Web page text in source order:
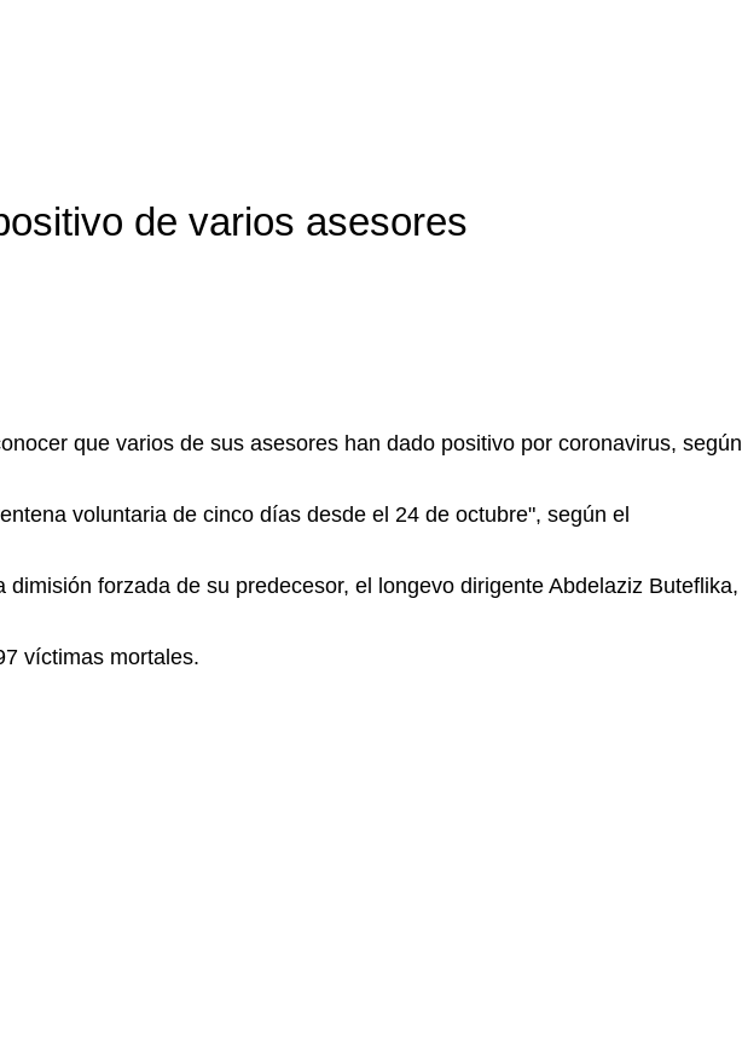
de varios asesores
que varios de sus asesores han dado positivo por coronavirus, según
voluntaria de cinco días desde el 24 de octubre", según el
forzada de su predecesor, el longevo dirigente Abdelaziz Buteflika,
víctimas mortales.